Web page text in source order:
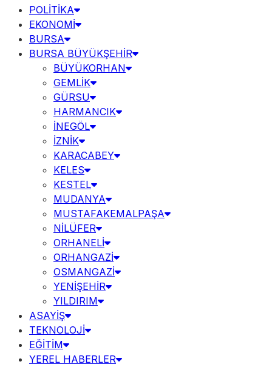
POLİTİKA
EKONOMİ
BURSA
BURSA BÜYÜKŞEHİR
BÜYÜKORHAN
GEMLİK
GÜRSU
HARMANCIK
İNEGÖL
İZNİK
KARACABEY
KELES
KESTEL
MUDANYA
MUSTAFAKEMALPAŞA
NİLÜFER
ORHANELİ
ORHANGAZİ
OSMANGAZİ
YENİŞEHİR
YILDIRIM
ASAYİŞ
TEKNOLOJİ
EĞİTİM
YEREL HABERLER